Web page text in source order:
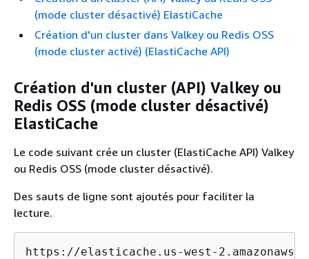
(mode cluster désactivé) ElastiCache
Création d'un cluster dans Valkey ou Redis OSS
(mode cluster activé) (ElastiCache API)
Création d'un cluster (API) Valkey ou
Redis OSS (mode cluster désactivé)
ElastiCache
Le code suivant crée un cluster (ElastiCache API) Valkey
ou Redis OSS (mode cluster désactivé).
Des sauts de ligne sont ajoutés pour faciliter la
lecture.
https://elasticache.us-west-